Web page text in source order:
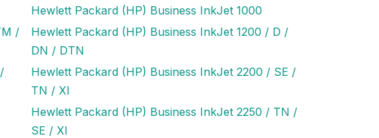
Hewlett Packard (HP) Business InkJet 1000
/
Hewlett Packard (HP) Business InkJet 1200 / D /
DN / DTN
Hewlett Packard (HP) Business InkJet 2200 / SE /
TN / XI
Hewlett Packard (HP) Business InkJet 2250 / TN /
SE / XI